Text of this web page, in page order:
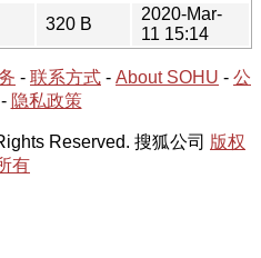
320 B
2020-Mar-
11 15:14
- 联系方式 - About SOHU - 公
- 隐私政策
Reserved. 搜狐公司 版权
有